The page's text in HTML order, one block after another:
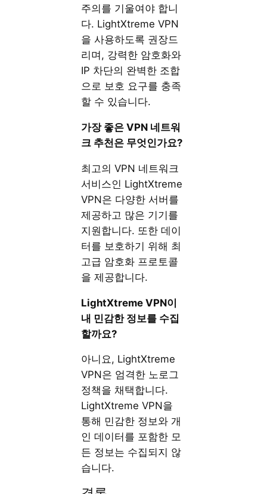
주의를 기울여야 합니
다. LightXtreme VPN
을 사용하도록 권장드
리며, 강력한 암호화와
IP 차단의 완벽한 조합
으로 보호 요구를 충족
할 수 있습니다.
가장 좋은 VPN 네트워
크 추천은 무엇인가요?
최고의 VPN 네트워크
서비스인 LightXtreme
VPN은 다양한 서버를
제공하고 많은 기기를
지원합니다. 또한 데이
터를 보호하기 위해 최
고급 암호화 프로토콜
을 제공합니다.
LightXtreme VPN이
내 민감한 정보를 수집
할까요?
아니요, LightXtreme
VPN은 엄격한 노로그
정책을 채택합니다.
LightXtreme VPN을
통해 민감한 정보와 개
인 데이터를 포함한 모
든 정보는 수집되지 않
습니다.